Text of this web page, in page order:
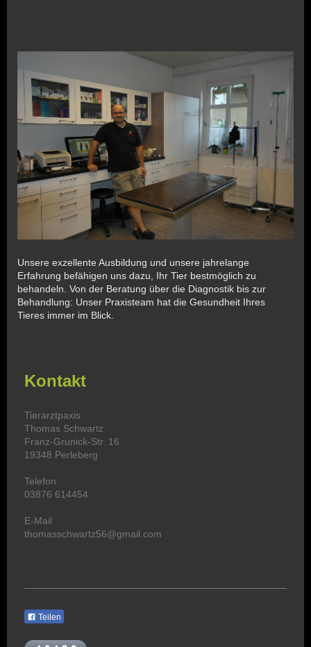
Unsere exzellente Ausbildung und unsere jahrelange
Erfahrung befähigen uns dazu, Ihr Tier bestmöglich zu
behandeln. Von der Beratung über die Diagnostik bis zur
Behandlung: Unser Praxisteam hat die Gesundheit Ihres
Tieres immer im Blick.
Kontakt
Tierarztpaxis
Thomas Schwartz
Franz-Grunick-Str. 16
19348 Perleberg
Telefon
03876 614454
E-Mail
thomasschwartz56@gmail.com
Teilen